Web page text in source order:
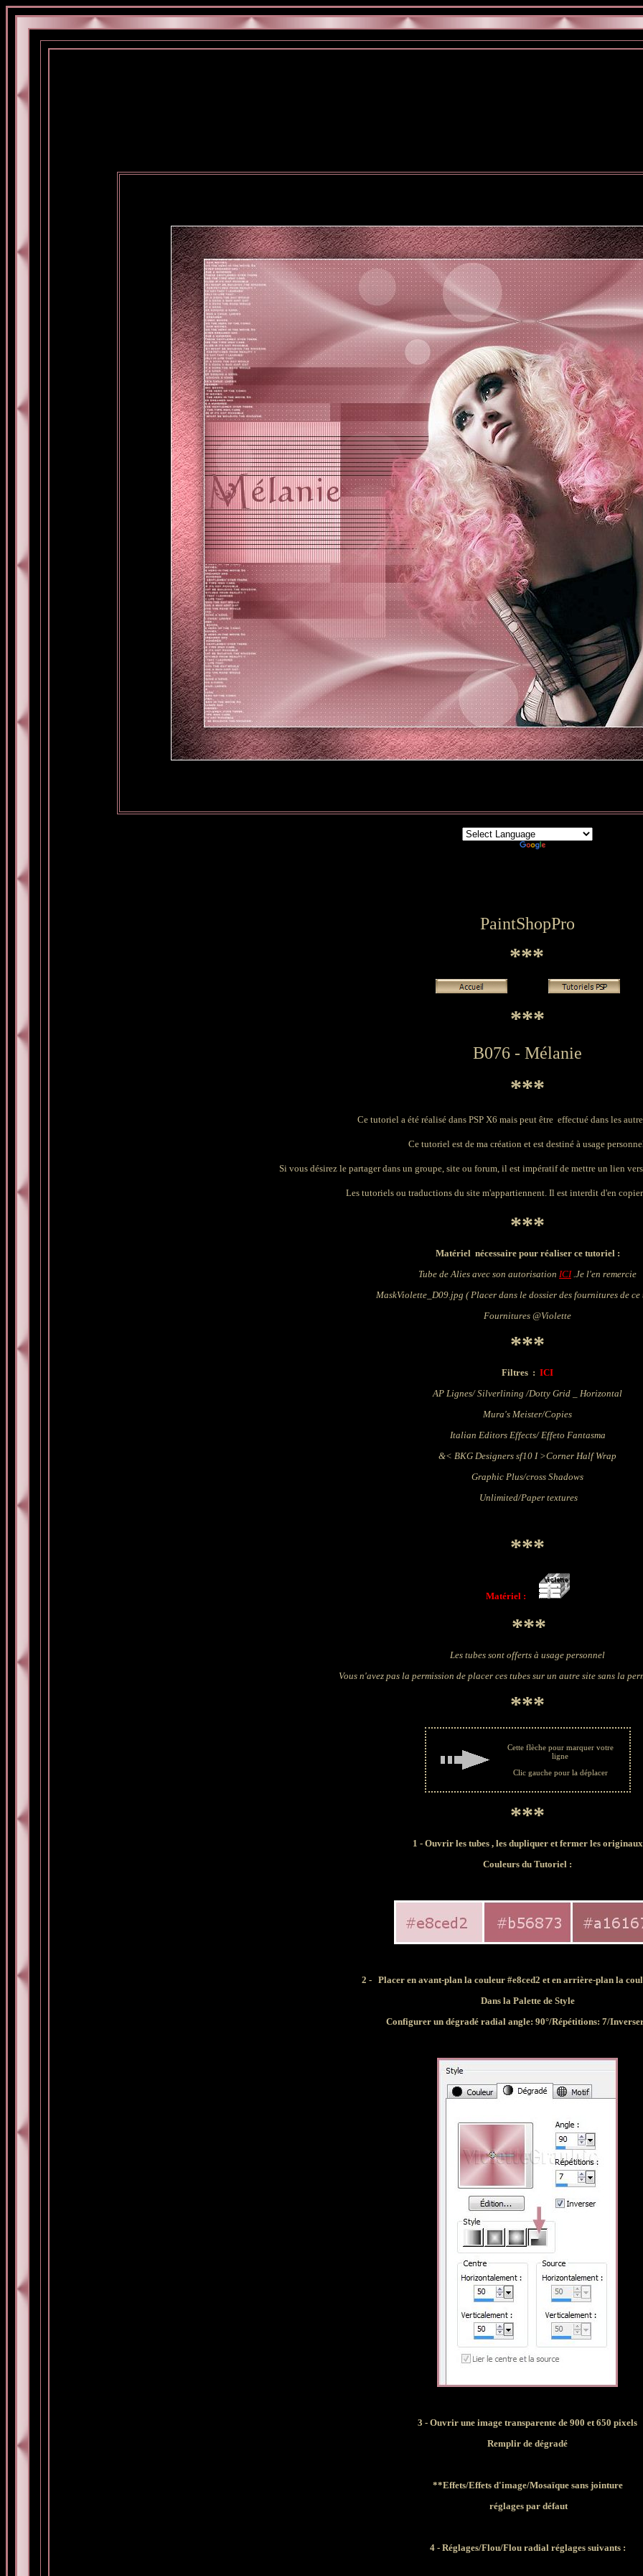
PaintShopPro
***
***
B076 - Mélanie
***
Ce tutoriel a été réalisé dans PSP X6 mais peut être effectué dans les
Ce tutoriel est de ma création et est destiné à usage
Si vous désirez le partager dans un groupe, site ou forum, il est impératif de mettre un lien
Les tutoriels ou traductions du site m'appartiennent. Il est interdit d'en
***
Matériel nécessaire pour réaliser ce tutoriel :
Tube de Alies avec son autorisation ICI.Je l'en remercie
MaskViolette_D09.jpg (Placer dans le dossier des fournitures de
Fournitures @Violette
***
Filtres : ICI
AP Lignes/ Silverlining /Dotty Grid _ Horizontal
Mura's Meister/Copies
Italian Editors Effects/ Effeto Fantasma
&< BKG Designers sf10 I >Corner Half Wrap
Graphic Plus/cross Shadows
Unlimited/Paper textures
***
Matériel :
***
Les tubes sont offerts à usage personnel
Vous n'avez pas la permission de placer ces tubes sur un autre site sans la
***
Cette flèche pour marquer votre
ligne
Clic gauche pour la déplacer
***
1 - Ouvrir les tubes , les dupliquer et fermer les originaux
Couleurs du Tutoriel :
2 - Placer en avant-plan la couleur #e8ced2 et en arrière-plan la
Dans la Palette de Style
Configurer un dégradé radial angle: 90°/Répétitions: 7/
3 - Ouvrir une image transparente de 900 et 650 pixels
Remplir de dégradé
**Effets/Effets d'image/Mosaïque sans jointure
réglages par défaut
4 - Réglages/Flou/Flou radial réglages suivants :